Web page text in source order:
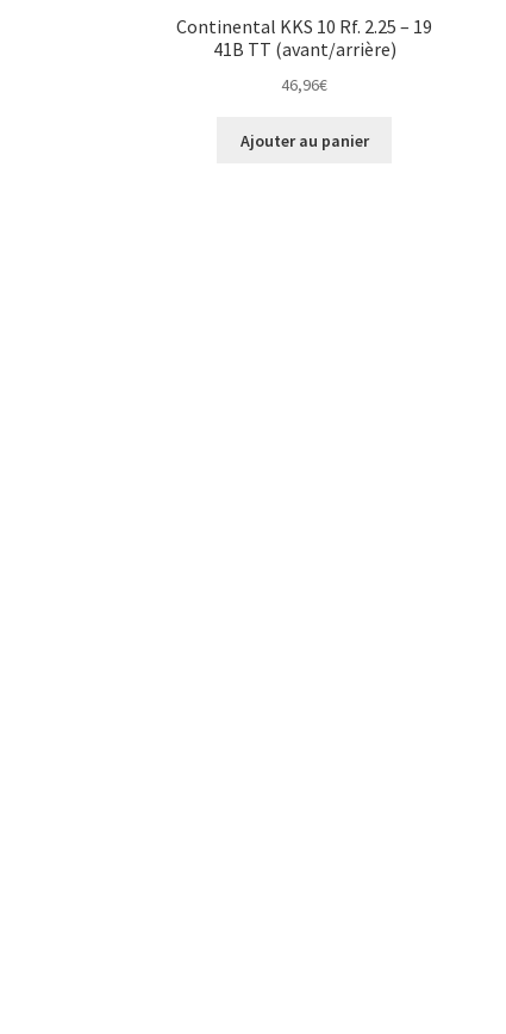
Continental KKS 10 Rf. 2.25 – 19
41B TT (avant/arrière)
46,96€
Ajouter au panier